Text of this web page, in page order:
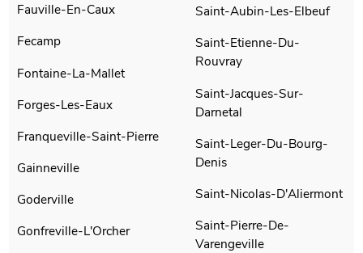
Fauville-En-Caux
Fecamp
Fontaine-La-Mallet
Forges-Les-Eaux
Franqueville-Saint-Pierre
Gainneville
Goderville
Gonfreville-L'Orcher
Saint-Aubin-Les-Elbeuf
Saint-Etienne-Du-
Rouvray
Saint-Jacques-Sur-
Darnetal
Saint-Leger-Du-Bourg-
Denis
Saint-Nicolas-D'Aliermont
Saint-Pierre-De-
Varengeville